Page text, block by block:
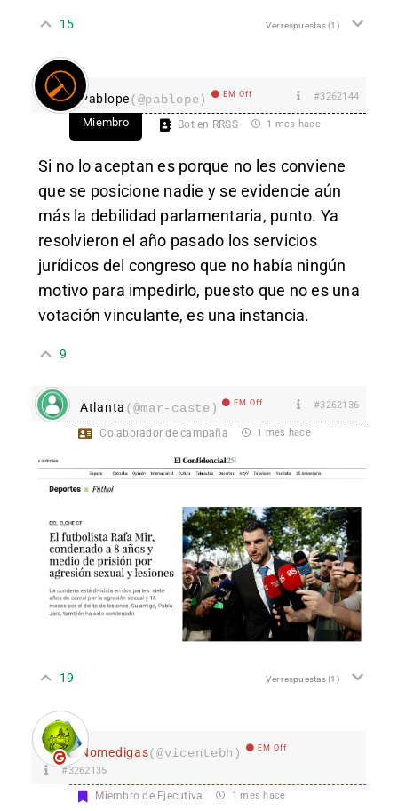
15 Ver respuestas(1)
Pablope(@pablope) EM Off #3262144
Miembro Bot en RRSS 1 mes hace
Si no lo aceptan es porque no les conviene
que se posicione nadie y se evidencie aún
más la debilidad parlamentaria, punto. Ya
resolvieron el año pasado los servicios
jurídicos del congreso que no había ningún
motivo para impedirlo, puesto que no es una
votación vinculante, es una instancia.
9
Atlanta (@mar-caste) EM Off #3262136
Colaborador de campaña 1 mes hace
19 Ver respuestas(1)
Nomedigas(@vicentebh) EM Off
#3262135
Miembro de Ejecutiva 1 mes hace